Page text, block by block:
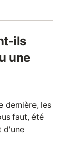
ils
une
dernière, les
faut, été
d'une